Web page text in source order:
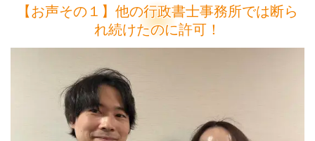
【お声その１】他の行政書士事務所では断ら
れ続けたのに許可！